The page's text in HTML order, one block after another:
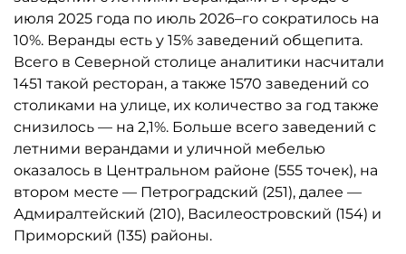
июля 2025 года по июль 2026–го сократилось на
10%. Веранды есть у 15% заведений общепита.
Всего в Северной столице аналитики насчитали
1451 такой ресторан, а также 1570 заведений со
столиками на улице, их количество за год также
снизилось — на 2,1%. Больше всего заведений с
летними верандами и уличной мебелью
оказалось в Центральном районе (555 точек), на
втором месте — Петроградский (251), далее —
Адмиралтейский (210), Василеостровский (154) и
Приморский (135) районы.